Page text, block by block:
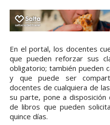
En el portal, los docentes
que pueden reforzar sus
obligatorio; también pueden
y que puede ser
docentes de cualquiera de
su parte, pone a disposición
de libros que pueden
quince días.